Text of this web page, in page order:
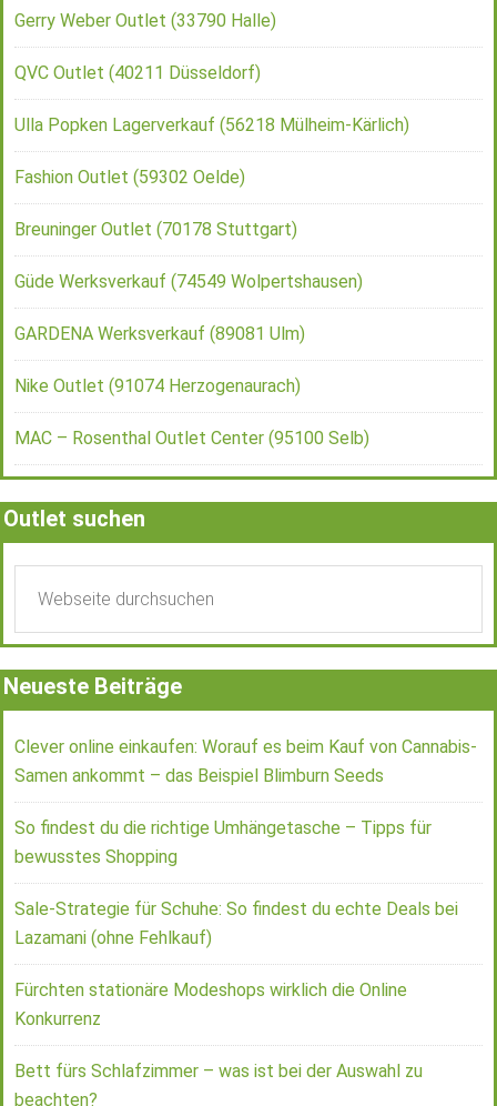
Gerry Weber Outlet (33790 Halle)
QVC Outlet (40211 Düsseldorf)
Ulla Popken Lagerverkauf (56218 Mülheim-Kärlich)
Fashion Outlet (59302 Oelde)
Breuninger Outlet (70178 Stuttgart)
Güde Werksverkauf (74549 Wolpertshausen)
GARDENA Werksverkauf (89081 Ulm)
Nike Outlet (91074 Herzogenaurach)
MAC – Rosenthal Outlet Center (95100 Selb)
Outlet suchen
Neueste Beiträge
Clever online einkaufen: Worauf es beim Kauf von Cannabis-
Samen ankommt – das Beispiel Blimburn Seeds
So findest du die richtige Umhängetasche – Tipps für
bewusstes Shopping
Sale-Strategie für Schuhe: So findest du echte Deals bei
Lazamani (ohne Fehlkauf)
Fürchten stationäre Modeshops wirklich die Online
Konkurrenz
Bett fürs Schlafzimmer – was ist bei der Auswahl zu
beachten?